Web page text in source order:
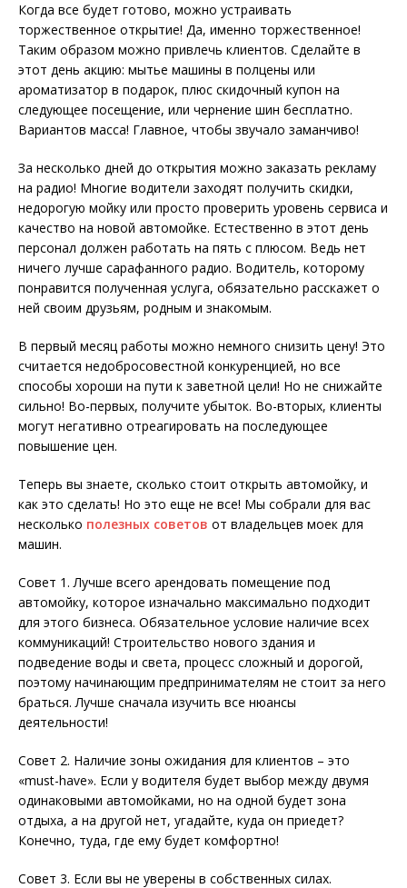
Когда все будет готово, можно устраивать
торжественное открытие! Да, именно торжественное!
Таким образом можно привлечь клиентов. Сделайте в
этот день акцию: мытье машины в полцены или
ароматизатор в подарок, плюс скидочный купон на
следующее посещение, или чернение шин бесплатно.
Вариантов масса! Главное, чтобы звучало заманчиво!
За несколько дней до открытия можно заказать рекламу
на радио! Многие водители заходят получить скидки,
недорогую мойку или просто проверить уровень сервиса и
качество на новой автомойке. Естественно в этот день
персонал должен работать на пять с плюсом. Ведь нет
ничего лучше сарафанного радио. Водитель, которому
понравится полученная услуга, обязательно расскажет о
ней своим друзьям, родным и знакомым.
В первый месяц работы можно немного снизить цену! Это
считается недобросовестной конкуренцией, но все
способы хороши на пути к заветной цели! Но не снижайте
сильно! Во-первых, получите убыток. Во-вторых, клиенты
могут негативно отреагировать на последующее
повышение цен.
Теперь вы знаете, сколько стоит открыть автомойку, и
как это сделать! Но это еще не все! Мы собрали для вас
несколько полезных советов от владельцев моек для
машин.
Совет 1. Лучше всего арендовать помещение под
автомойку, которое изначально максимально подходит
для этого бизнеса. Обязательное условие наличие всех
коммуникаций! Строительство нового здания и
подведение воды и света, процесс сложный и дорогой,
поэтому начинающим предпринимателям не стоит за него
браться. Лучше сначала изучить все нюансы
деятельности!
Совет 2. Наличие зоны ожидания для клиентов – это
«must-have». Если у водителя будет выбор между двумя
одинаковыми автомойками, но на одной будет зона
отдыха, а на другой нет, угадайте, куда он приедет?
Конечно, туда, где ему будет комфортно!
Совет 3. Если вы не уверены в собственных силах.